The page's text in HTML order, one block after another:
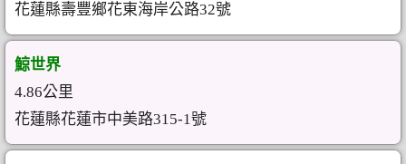
花蓮縣壽豐鄉花東海岸公路32號
鯨世界
4.86公里
花蓮縣花蓮市中美路315-1號